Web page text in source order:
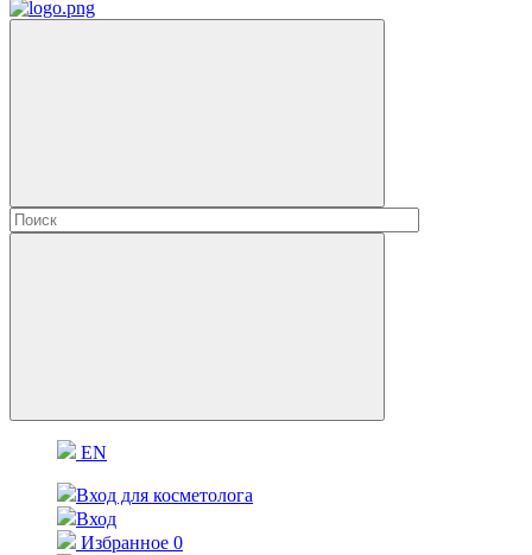
EN
Вход для косметолога
Вход
Избранное 0